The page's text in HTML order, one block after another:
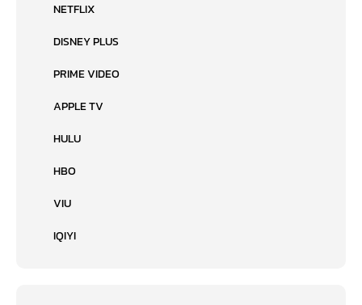
NETFLIX
DISNEY PLUS
PRIME VIDEO
APPLE TV
HULU
HBO
VIU
IQIYI